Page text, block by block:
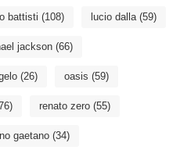
battisti (108) lucio dalla(59)
jackson(66)
(26) oasis (59)
renato zero(55)
gaetano(34)